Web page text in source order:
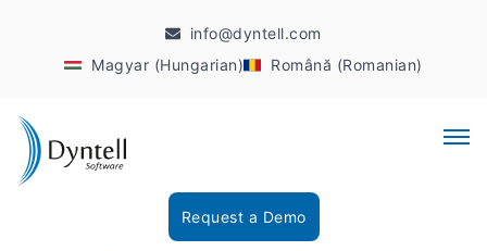
info@dyntell.com
Magyar (Hungarian)
Română (Romanian)
Request a Demo